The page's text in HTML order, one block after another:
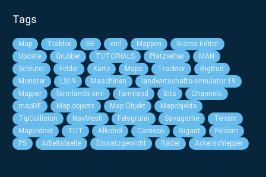
Tags
Map Traktor GE xml Mappen
Giants Editor
Update
Grubber TUTORIALS Platzierbar
MAN
Schlüter
Felder Karte Maps Tracktor
BigBud
Monster
LS19 Maschinen
landwirtschafts-simulator 19
Mapper
farmlands.xml farmland Bits
Channels
mapDE
Map objects Map Objekt
Mapobjekte
TipCollision
NavMesh Felsgrunn Savagame
Terrain
Mapordner
TUT Alkohol Cameco Gigant
Feldern
PS
Arbeitsbreite Einsatzgewicht Räder Ackerschlepper